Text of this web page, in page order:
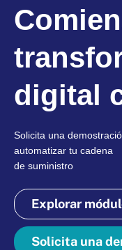
digital
Solicita una
automatizar tu cadena
de suministro
Explorar
Solicita una